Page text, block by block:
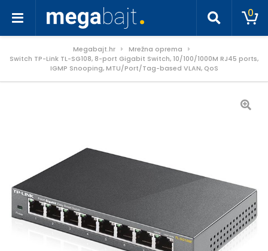
0
Megabajt.hr
Mrežna oprema
Switch TP-Link TL-SG108, 8-port Gigabit Switch, 10/100/1000M RJ45 ports,
IGMP Snooping, MTU/Port/Tag-based VLAN, QoS